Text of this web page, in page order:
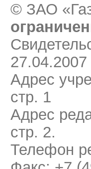
© ЗАО
27.04.2007
Адрес
стр. 1
Адрес
стр. 2.
Телефон